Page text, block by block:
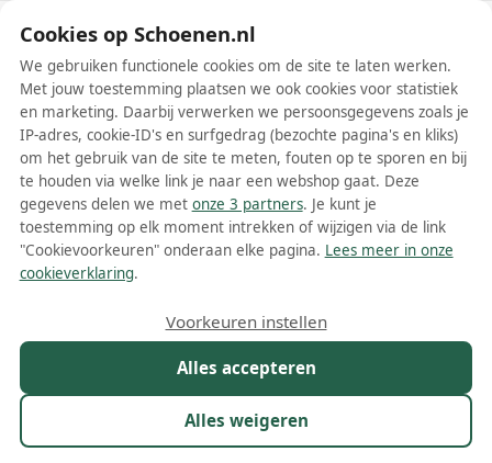
Schoenen.nl
Wis filters Alle filters
Cycleur de luxe schoenen
Fietsen is niet alleen een vorm van transport, maar ook een
manier van leven. Cycleur de Luxe schoenen vangen deze filosofie
onderscheidt zich door een combinatie van comfort, kwaliteit en
uitstraling, waardoor hun schoenen een populaire keuze zijn voor
zowel fietsers als niet-fietsers. Cycleur de Luxe biedt een breed
scala aan schoenen, waaronder sneakers, laarzen en
veterschoenen, zodat je altijd de perfecte schoen kunt vinden die
past bij jouw smaak en levensstijl.
Enkellaarsjes Instappers Laarzen
Maat Merk 1 Model Kleur Prijs
Cookies op Schoenen.nl
We gebruiken functionele cookies om de site te laten werken.
Met jouw toestemming plaatsen we ook cookies voor statistiek
en marketing. Daarbij verwerken we persoonsgegevens zoals je
IP-adres, cookie-ID's en surfgedrag (bezochte pagina's en kliks)
om het gebruik van de site te meten, fouten op te sporen en bij
te houden via welke link je naar een webshop gaat. Deze
gegevens delen we met onze 3 partners. Je kunt je
toestemming op elk moment intrekken of wijzigen via de link
"Cookievoorkeuren" onderaan elke pagina. Lees meer in onze
cookieverklaring.
Alles accepteren
Alles weigeren
Voorkeuren instellen